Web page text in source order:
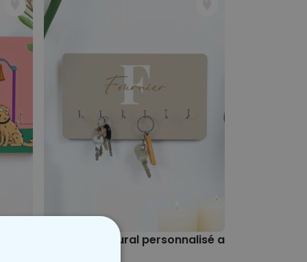
Famille Cartoon - Illustration
Porte-clés mural personnalisé avec